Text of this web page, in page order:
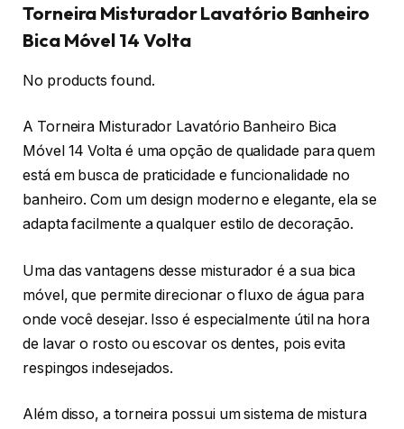
Torneira Misturador Lavatório Banheiro
Bica Móvel 14 Volta
No products found.
A Torneira Misturador Lavatório Banheiro Bica
Móvel 14 Volta é uma opção de qualidade para quem
está em busca de praticidade e funcionalidade no
banheiro. Com um design moderno e elegante, ela se
adapta facilmente a qualquer estilo de decoração.
Uma das vantagens desse misturador é a sua bica
móvel, que permite direcionar o fluxo de água para
onde você desejar. Isso é especialmente útil na hora
de lavar o rosto ou escovar os dentes, pois evita
respingos indesejados.
Além disso, a torneira possui um sistema de mistura